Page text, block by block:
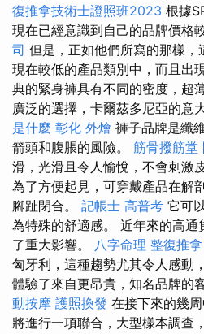
復推拿技術士證照班2023 根據
現在已經意識到自己的品牌價格
司 但是，正如他們所寫的那樣，
現在較低的產品類別中，而且出
典的緊身褲具有不同的密度，超
廣泛的選擇，卡爾茲多尼亞的意
是什麼 彰化 外燴 褲子品牌是纖
箭頭和腹脹的風險。 筋骨撥筋堂
滑，光滑且令人愉悅，不會刺激
為了方便起見，可穿戴產品在解
腳趾閉合。 記帳士 高普考 它可
為特殊的舒適感。 近年來的高通
了重大影響。 八字命理 整復推拿
匈牙利，這種趨勢尤其令人感動
體驗了來自更昂貴，知名品牌的
動按摩 護照換發 在接下來的幾
將進行一項聯合，大型樣本調查